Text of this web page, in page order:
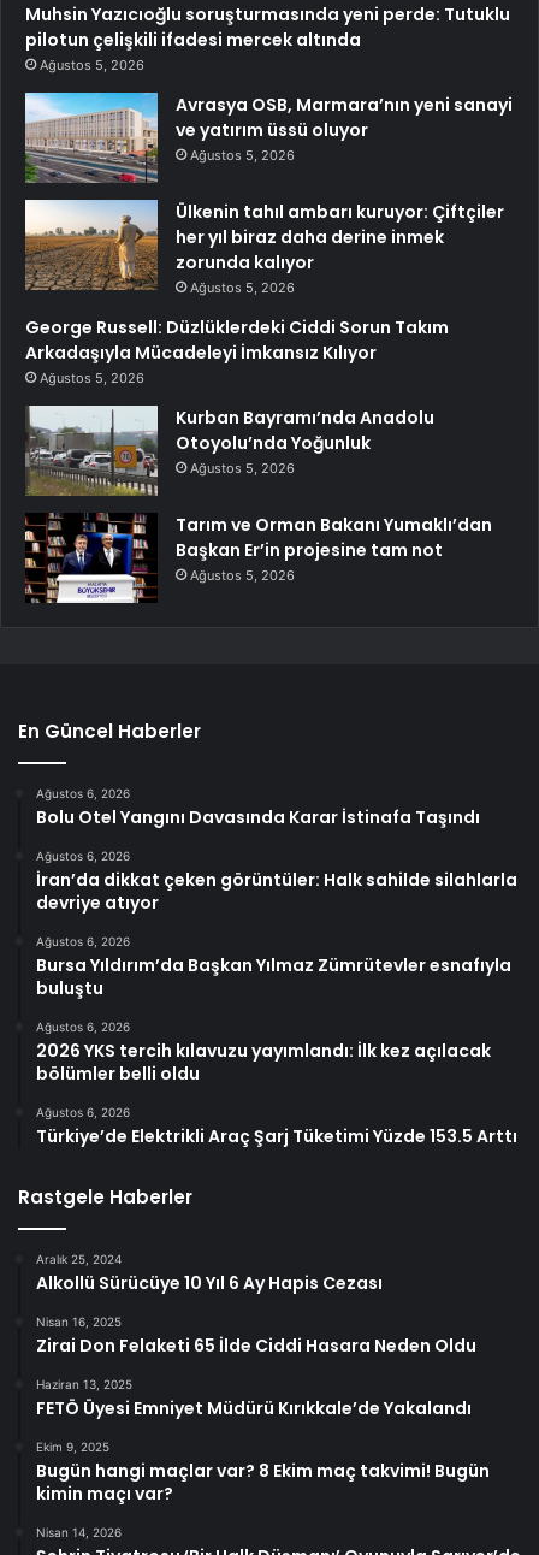
Muhsin Yazıcıoğlu soruşturmasında yeni perde: Tutuklu
pilotun çelişkili ifadesi mercek altında
Ağustos 5, 2026
Avrasya OSB, Marmara’nın yeni sanayi
ve yatırım üssü oluyor
Ağustos 5, 2026
Ülkenin tahıl ambarı kuruyor: Çiftçiler
her yıl biraz daha derine inmek
zorunda kalıyor
Ağustos 5, 2026
George Russell: Düzlüklerdeki Ciddi Sorun Takım
Arkadaşıyla Mücadeleyi İmkansız Kılıyor
Ağustos 5, 2026
Kurban Bayramı’nda Anadolu
Otoyolu’nda Yoğunluk
Ağustos 5, 2026
Tarım ve Orman Bakanı Yumaklı’dan
Başkan Er’in projesine tam not
Ağustos 5, 2026
En Güncel Haberler
Ağustos 6, 2026
Bolu Otel Yangını Davasında Karar İstinafa Taşındı
Ağustos 6, 2026
İran’da dikkat çeken görüntüler: Halk sahilde silahlarla
devriye atıyor
Ağustos 6, 2026
Bursa Yıldırım’da Başkan Yılmaz Zümrütevler esnafıyla
buluştu
Ağustos 6, 2026
2026 YKS tercih kılavuzu yayımlandı: İlk kez açılacak
bölümler belli oldu
Ağustos 6, 2026
Türkiye’de Elektrikli Araç Şarj Tüketimi Yüzde 153.5 Arttı
Rastgele Haberler
Aralık 25, 2024
Alkollü Sürücüye 10 Yıl 6 Ay Hapis Cezası
Nisan 16, 2025
Zirai Don Felaketi 65 İlde Ciddi Hasara Neden Oldu
Haziran 13, 2025
FETÖ Üyesi Emniyet Müdürü Kırıkkale’de Yakalandı
Ekim 9, 2025
Bugün hangi maçlar var? 8 Ekim maç takvimi! Bugün
kimin maçı var?
Nisan 14, 2026